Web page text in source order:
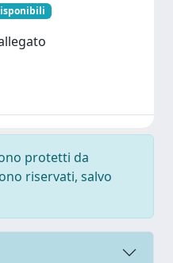
protetti da
riservati, salvo